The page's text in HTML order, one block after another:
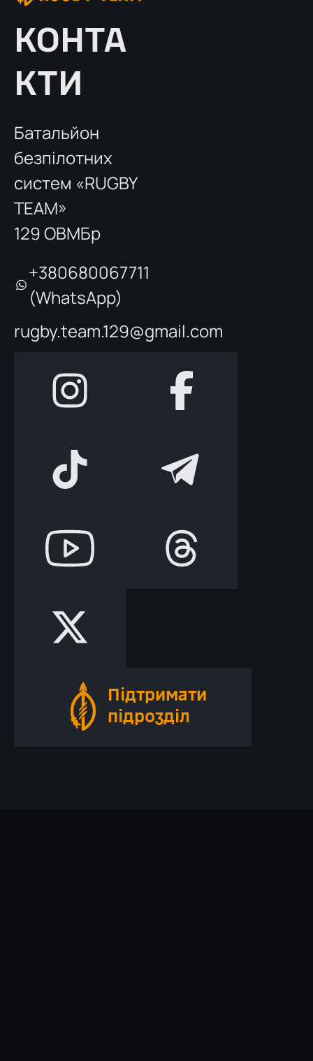
КОНТА
КТИ
Батальйон
безпілотних
систем «RUGBY
TEAM»
129 ОВМБр
+380680067711
(WhatsApp)
rugby.team.129@gmail.com
Підтримати
підрозділ